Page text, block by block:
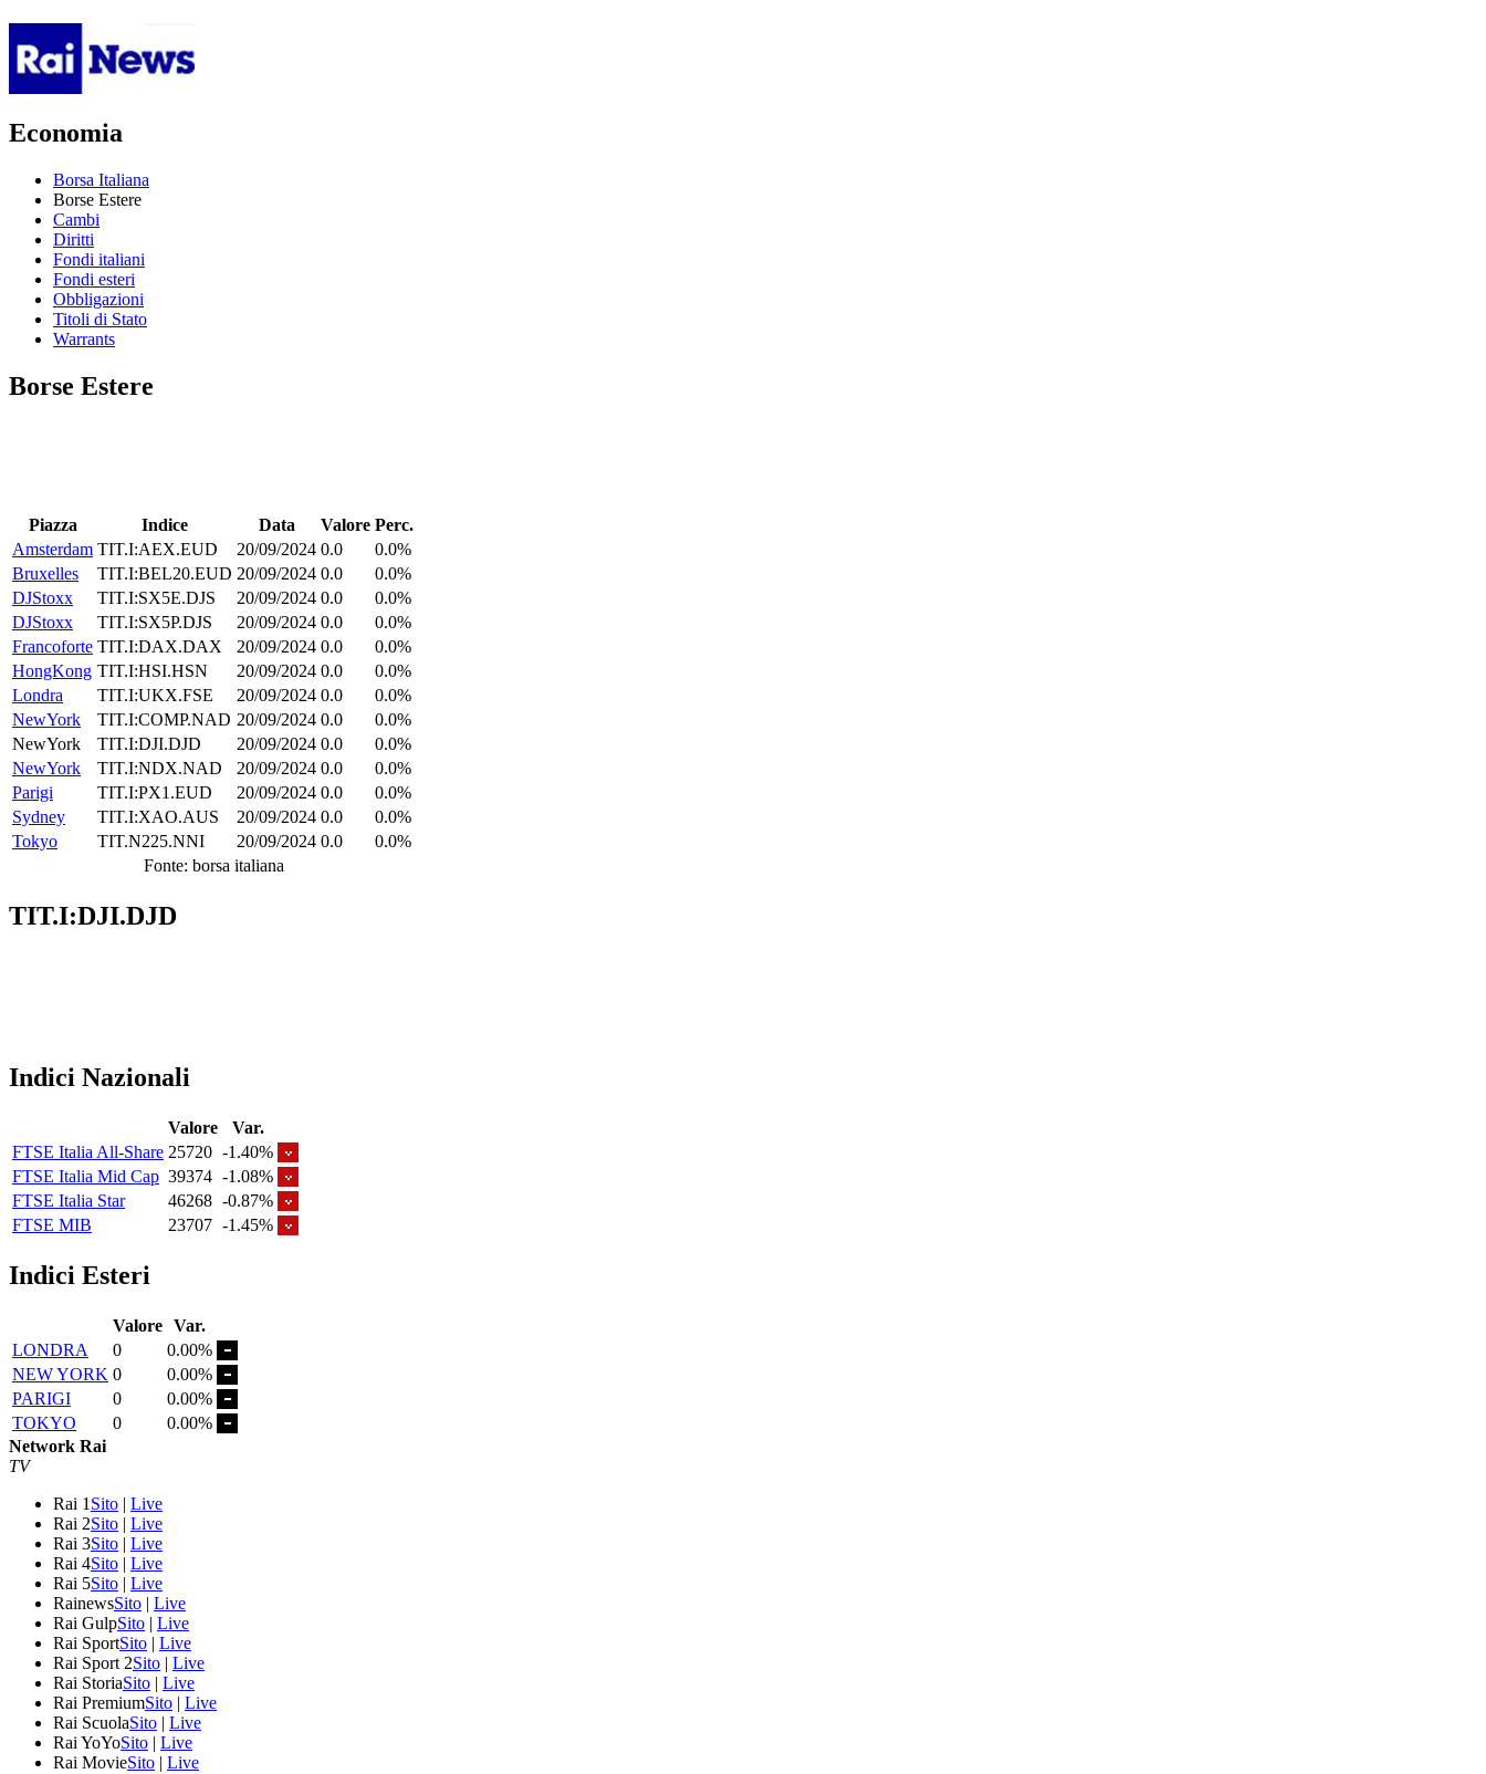
Economia
Borsa Italiana
Borse Estere
Cambi
Diritti
Fondi italiani
Fondi esteri
Obbligazioni
Titoli di Stato
Warrants
Borse Estere
Piazza Indice Data Valore Perc.
Amsterdam TIT.I:AEX.EUD 20/09/2024 0.0
0.0%
Bruxelles
TIT.I:BEL20.EUD 20/09/2024 0.0
0.0%
DJStoxx
TIT.I:SX5E.DJS 20/09/2024 0.0
0.0%
DJStoxx
TIT.I:SX5P.DJS 20/09/2024 0.0
0.0%
Francoforte TIT.I:DAX.DAX 20/09/2024 0.0
0.0%
HongKong TIT.I:HSI.HSN 20/09/2024 0.0
0.0%
Londra
TIT.I:UKX.FSE 20/09/2024 0.0
0.0%
NewYork
TIT.I:COMP.NAD 20/09/2024 0.0
0.0%
NewYork
TIT.I:DJI.DJD 20/09/2024 0.0
0.0%
NewYork
TIT.I:NDX.NAD 20/09/2024 0.0
0.0%
Parigi
TIT.I:PX1.EUD 20/09/2024 0.0
0.0%
Sydney
TIT.I:XAO.AUS 20/09/2024 0.0
0.0%
Tokyo
TIT.N225.NNI 20/09/2024 0.0
0.0%
Fonte: borsa italiana
TIT.I:DJI.DJD
Indici Nazionali
Valore
Var.
FTSE Italia All-Share 25720 -1.40%
FTSE Italia Mid Cap 39374 -1.08%
FTSE Italia Star
46268 -0.87%
FTSE MIB
23707 -1.45%
Indici Esteri
Valore Var.
LONDRA
0
0.00%
NEW YORK 0
0.00%
PARIGI
0
0.00%
TOKYO
0
0.00%
Network Rai
TV
Rai 1 Sito | Live
Rai 2Sito | Live
Rai 3Sito | Live
Rai 4Sito | Live
Rai 5Sito | Live
RainewsSito | Live
Rai GulpSito | Live
Rai SportSito | Live
Rai Sport 2Sito | Live
Rai StoriaSito | Live
Rai PremiumSito | Live
Rai ScuolaSito | Live
Rai YoYoSito | Live
Rai MovieSito | Live